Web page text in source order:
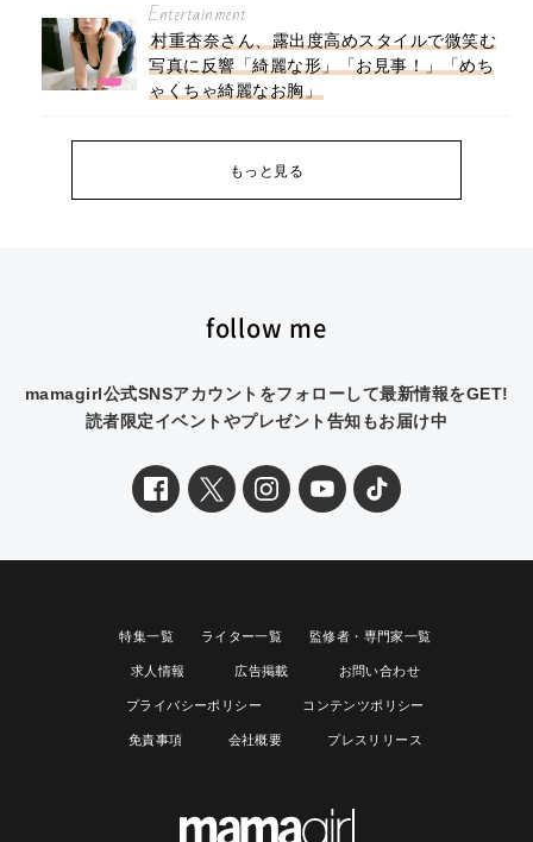
Entertainment
村重杏奈さん、露出度高めスタイルで微笑む
写真に反響「綺麗な形」「お見事！」「めち
ゃくちゃ綺麗なお胸」
もっと見る
follow me
mamagirl公式SNSアカウントをフォローして最新情報をGET!
読者限定イベントやプレゼント告知もお届け中
特集一覧 ライター一覧 監修者・専門家一覧
求人情報 広告掲載 お問い合わせ
プライバシーポリシー コンテンツポリシー
免責事項 会社概要 プレスリリース